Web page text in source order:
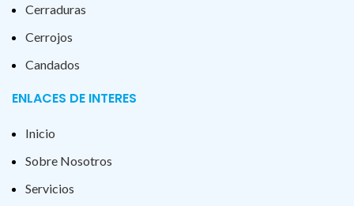
Cerraduras
Cerrojos
Candados
ENLACES DE INTERES
Inicio
Sobre Nosotros
Servicios